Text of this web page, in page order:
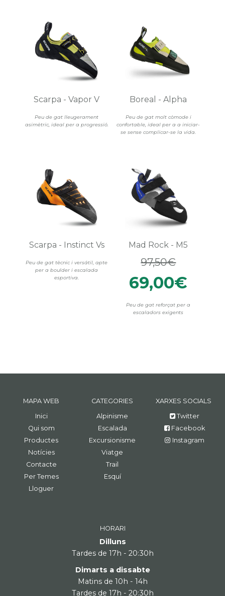
Peu de gat lleugerament
asimètric, ideal per a progressió.
Scarpa - Vapor V
Peu de gat molt còmode i
confortable, ideal per a a iniciar-
se sense complicar-se la vida.
Boreal - Alpha
Peu de gat tècnic i versátil, apte
per a boulder i escalada
esportiva.
Scarpa - Instinct Vs
Peu de gat reforçat per a
escaladors exigents
Mad Rock - M5
97,50€
69,00€
MAPA WEB
Inici
Qui som
Productes
Notícies
Contacte
Per Temes
Lloguer
CATEGORIES
Alpinisme
Escalada
Excursionisme
Viatge
Trail
Esquí
XARXES SOCIALS
Twitter
Facebook
Instagram
HORARI
Dilluns
Tardes de 17h - 20:30h
Dimarts a dissabte
Matins de 10h - 14h
Tardes de 17h - 20:30h